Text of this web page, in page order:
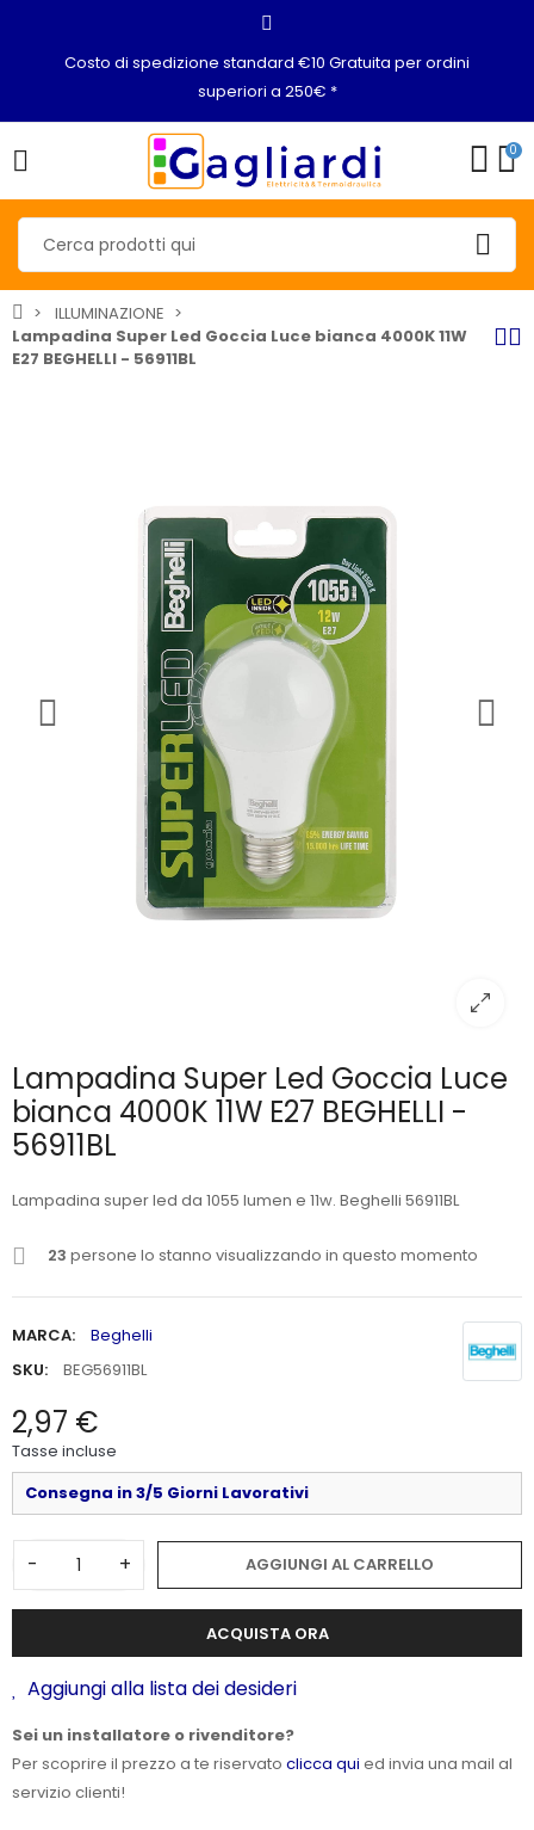
Costo di spedizione standard €10 Gratuita per ordini
superiori a 250€ *
0
ILLUMINAZIONE
Lampadina Super Led Goccia Luce bianca 4000K 11W
E27 BEGHELLI - 56911BL
Lampadina Super Led Goccia Luce
bianca 4000K 11W E27 BEGHELLI -
56911BL
Lampadina super led da 1055 lumen e 11w. Beghelli 56911BL
23 persone lo stanno visualizzando in questo momento
MARCA:
Beghelli
SKU:
BEG56911BL
2,97 €
Tasse incluse
Consegna in 3/5 Giorni Lavorativi
- + AGGIUNGI AL CARRELLO
ACQUISTA ORA
Aggiungi alla lista dei desideri
Sei un installatore o rivenditore?
Per scoprire il prezzo a te riservato clicca qui ed invia una mail al
servizio clienti!